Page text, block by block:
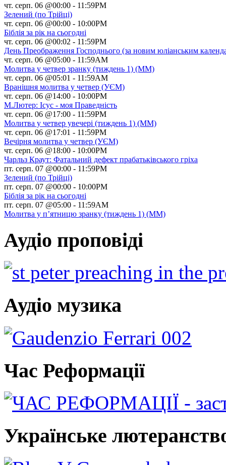
чт. серп. 06 @00:00 - 11:59PM
Зелений (по Трійці)
чт. серп. 06 @00:00 - 10:00PM
Біблія за рік на сьогодні
чт. серп. 06 @00:02 - 11:59PM
День Преображення Господнього (за новим юліанським
чт. серп. 06 @05:00 - 11:59AM
Молитва у четвер зранку (тиждень 1) (ММ)
чт. серп. 06 @05:01 - 11:59AM
Вранішня молитва у четвер (УЄМ)
чт. серп. 06 @14:00 - 10:00PM
М.Лютер: Ісус - моя Праведність
чт. серп. 06 @17:00 - 11:59PM
Молитва у четвер увечері (тиждень 1) (ММ)
чт. серп. 06 @17:01 - 11:59PM
Вечірня молитва у четвер (УЄМ)
чт. серп. 06 @18:00 - 10:00PM
Чарльз Краут: Фатальний дефект прабатьківського гріха
пт. серп. 07 @00:00 - 11:59PM
Зелений (по Трійці)
пт. серп. 07 @00:00 - 10:00PM
Біблія за рік на сьогодні
пт. серп. 07 @05:00 - 11:59AM
Молитва у п’ятницю зранку (тиждень 1) (ММ)
Аудіо проповіді
Аудіо музика
Час Реформації
Українське